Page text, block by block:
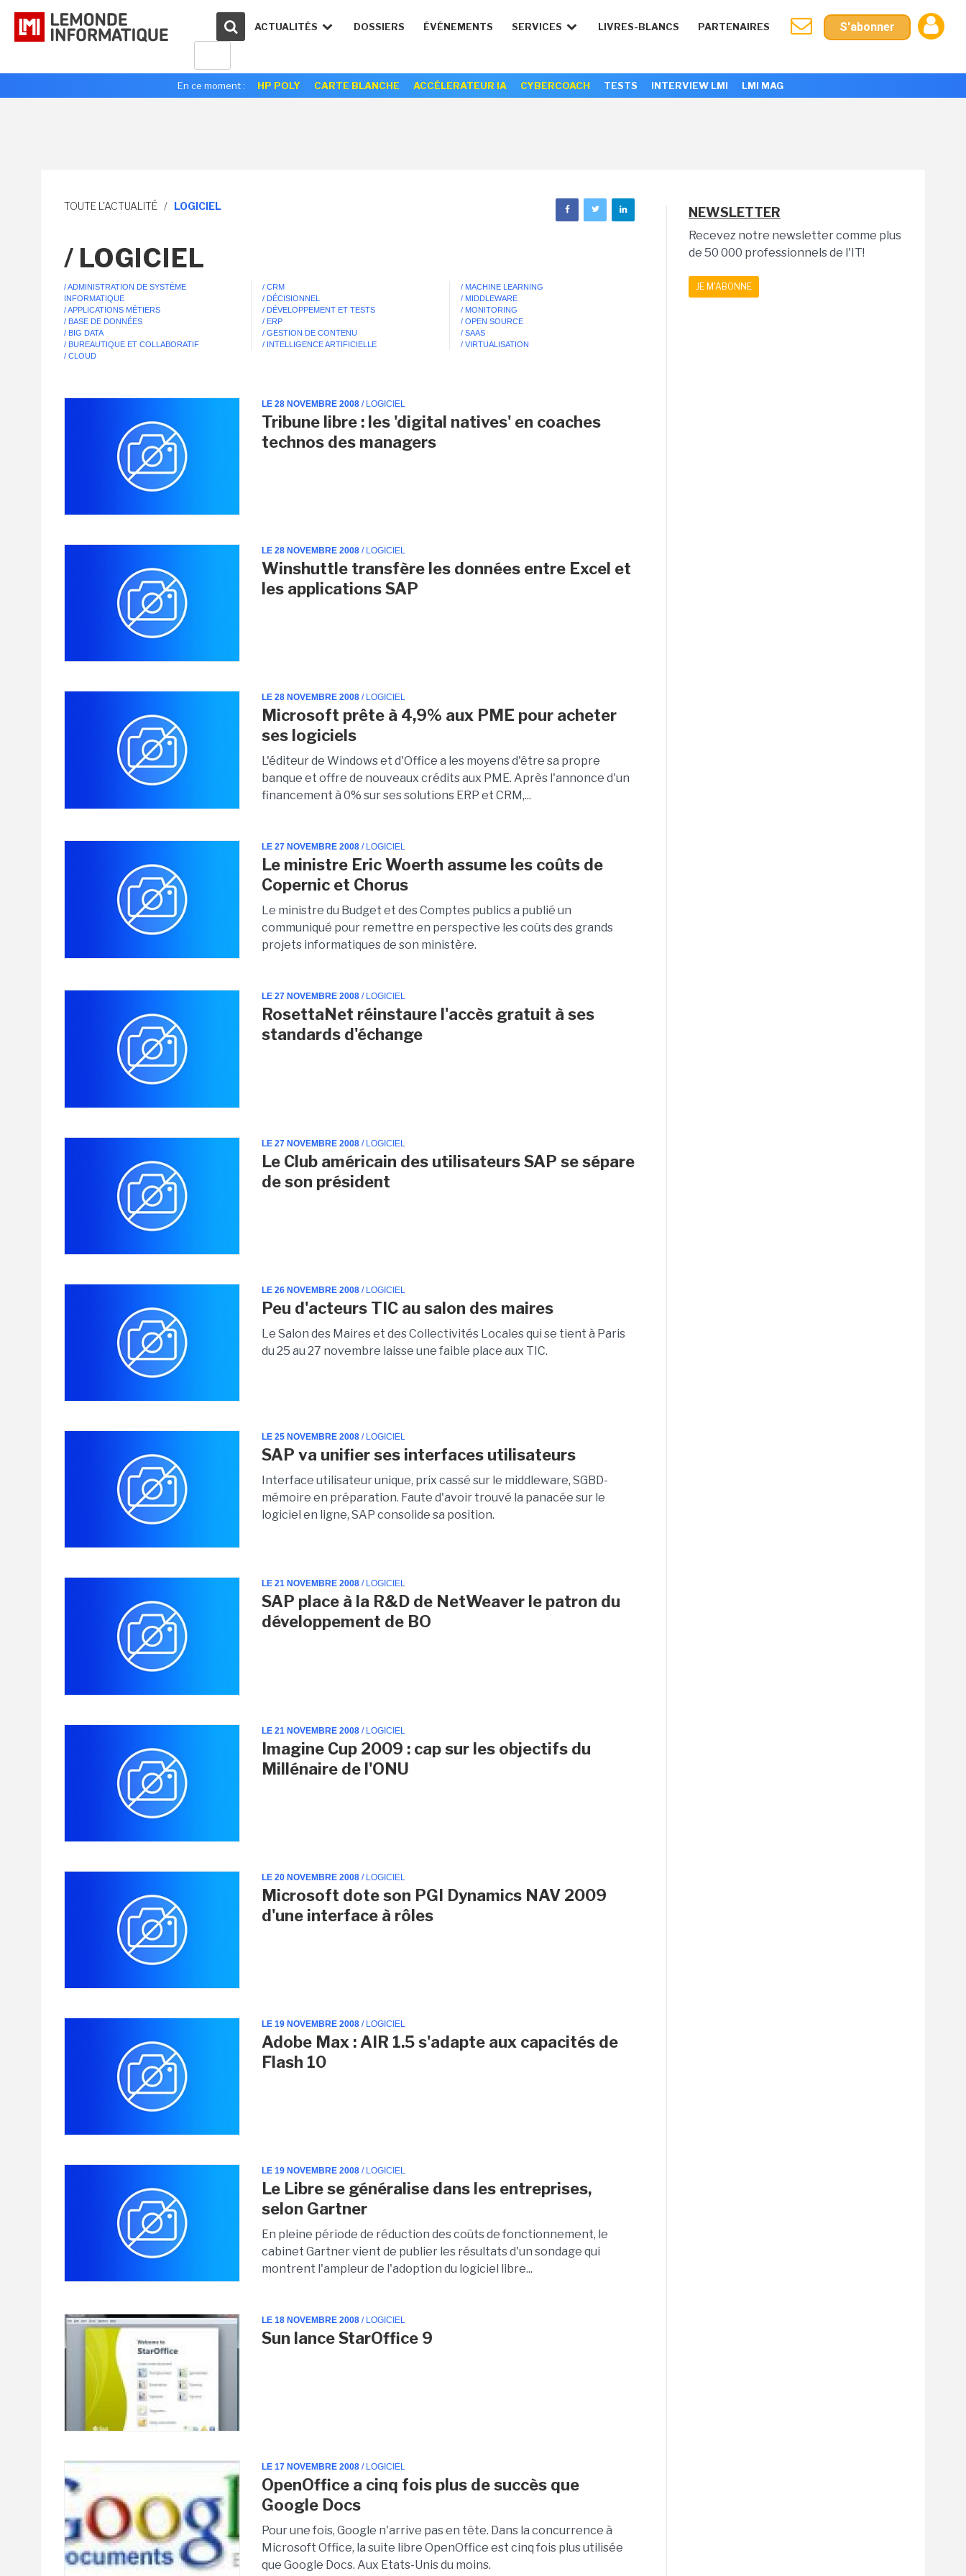
ACTUALITÉS DOSSIERS ÉVÉNEMENTS SERVICES LIVRES-BLANCS PARTENAIRES S'abonner
En ce moment : HP POLY CARTE BLANCHE ACCÉLERATEUR IA CYBERCOACH TESTS INTERVIEW LMI LMI MAG
TOUTE L'ACTUALITÉ / LOGICIEL
/ LOGICIEL
/ ADMINISTRATION DE SYSTÈME
INFORMATIQUE
/ APPLICATIONS MÉTIERS
/ BASE DE DONNÉES
/ BIG DATA
/ BUREAUTIQUE ET COLLABORATIF
/ CLOUD
/ CRM
/ DÉCISIONNEL
/ DÉVELOPPEMENT ET TESTS
/ ERP
/ GESTION DE CONTENU
/ INTELLIGENCE ARTIFICIELLE
/ MACHINE LEARNING
/ MIDDLEWARE
/ MONITORING
/ OPEN SOURCE
/ SAAS
/ VIRTUALISATION
LE 28 NOVEMBRE 2008 / LOGICIEL
Tribune libre : les 'digital natives' en coaches
technos des managers
LE 28 NOVEMBRE 2008 / LOGICIEL
Winshuttle transfère les données entre Excel et
les applications SAP
LE 28 NOVEMBRE 2008 / LOGICIEL
Microsoft prête à 4,9% aux PME pour acheter
ses logiciels
L'éditeur de Windows et d'Office a les moyens d'être sa propre
banque et offre de nouveaux crédits aux PME. Après l'annonce d'un
financement à 0% sur ses solutions ERP et CRM,...
LE 27 NOVEMBRE 2008 / LOGICIEL
Le ministre Eric Woerth assume les coûts de
Copernic et Chorus
Le ministre du Budget et des Comptes publics a publié un
communiqué pour remettre en perspective les coûts des grands
projets informatiques de son ministère.
LE 27 NOVEMBRE 2008 / LOGICIEL
RosettaNet réinstaure l'accès gratuit à ses
standards d'échange
LE 27 NOVEMBRE 2008 / LOGICIEL
Le Club américain des utilisateurs SAP se sépare
de son président
LE 26 NOVEMBRE 2008 / LOGICIEL
Peu d'acteurs TIC au salon des maires
Le Salon des Maires et des Collectivités Locales qui se tient à Paris
du 25 au 27 novembre laisse une faible place aux TIC.
LE 25 NOVEMBRE 2008 / LOGICIEL
SAP va unifier ses interfaces utilisateurs
Interface utilisateur unique, prix cassé sur le middleware, SGBD-
mémoire en préparation. Faute d'avoir trouvé la panacée sur le
logiciel en ligne, SAP consolide sa position.
LE 21 NOVEMBRE 2008 / LOGICIEL
SAP place à la R&D de NetWeaver le patron du
développement de BO
LE 21 NOVEMBRE 2008 / LOGICIEL
Imagine Cup 2009 : cap sur les objectifs du
Millénaire de l'ONU
LE 20 NOVEMBRE 2008 / LOGICIEL
Microsoft dote son PGI Dynamics NAV 2009
d'une interface à rôles
LE 19 NOVEMBRE 2008 / LOGICIEL
Adobe Max : AIR 1.5 s'adapte aux capacités de
Flash 10
LE 19 NOVEMBRE 2008 / LOGICIEL
Le Libre se généralise dans les entreprises,
selon Gartner
En pleine période de réduction des coûts de fonctionnement, le
cabinet Gartner vient de publier les résultats d'un sondage qui
montrent l'ampleur de l'adoption du logiciel libre...
LE 18 NOVEMBRE 2008 / LOGICIEL
Sun lance StarOffice 9
LE 17 NOVEMBRE 2008 / LOGICIEL
OpenOffice a cinq fois plus de succès que
Google Docs
Pour une fois, Google n'arrive pas en tête. Dans la concurrence à
Microsoft Office, la suite libre OpenOffice est cinq fois plus utilisée
que Google Docs. Aux Etats-Unis du moins.
NEWSLETTER
Recevez notre newsletter comme plus
de 50 000 professionnels de l'IT!
JE M'ABONNE